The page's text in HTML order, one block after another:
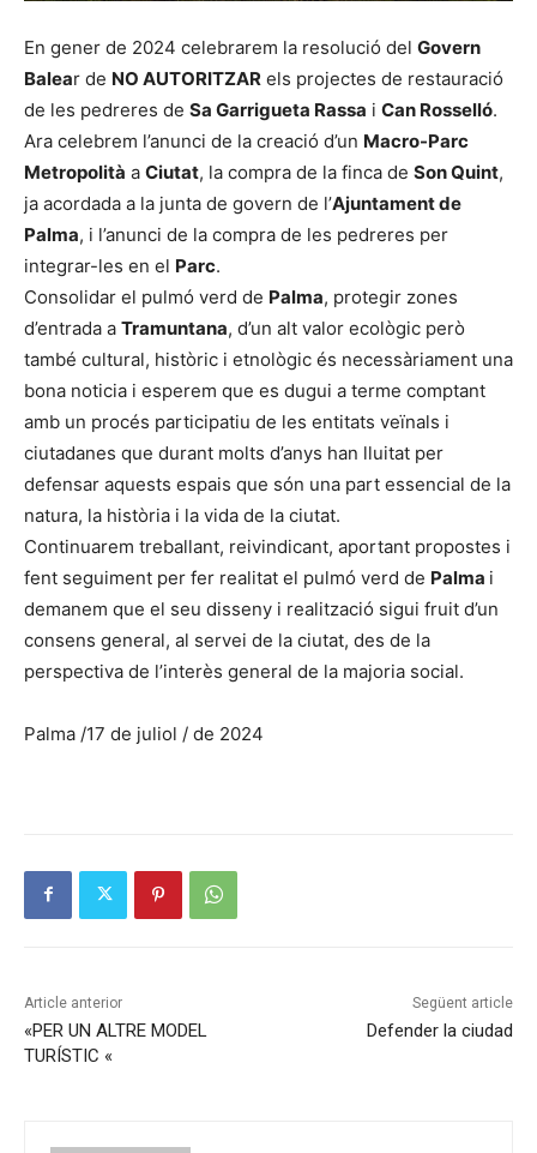
En gener de 2024 celebrarem la resolució del Govern
Balear de NO AUTORITZAR els projectes de restauració
de les pedreres de Sa Garrigueta Rassa i Can Rosselló.
Ara celebrem l’anunci de la creació d’un Macro-Parc
Metropolità a Ciutat, la compra de la finca de Son Quint,
ja acordada a la junta de govern de l’Ajuntament de
Palma, i l’anunci de la compra de les pedreres per
integrar-les en el Parc.
Consolidar el pulmó verd de Palma, protegir zones
d’entrada a Tramuntana, d’un alt valor ecològic però
també cultural, històric i etnològic és necessàriament una
bona noticia i esperem que es dugui a terme comptant
amb un procés participatiu de les entitats veïnals i
ciutadanes que durant molts d’anys han lluitat per
defensar aquests espais que són una part essencial de la
natura, la història i la vida de la ciutat.
Continuarem treballant, reivindicant, aportant propostes i
fent seguiment per fer realitat el pulmó verd de Palma i
demanem que el seu disseny i realització sigui fruit d’un
consens general, al servei de la ciutat, des de la
perspectiva de l’interès general de la majoria social.
Palma /17 de juliol / de 2024
Article anterior
«PER UN ALTRE MODEL
TURÍSTIC «
Següent article
Defender la ciudad